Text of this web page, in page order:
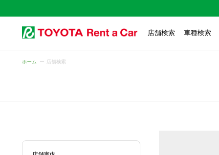
店舗検索 車種検索
ホーム 店舗検索